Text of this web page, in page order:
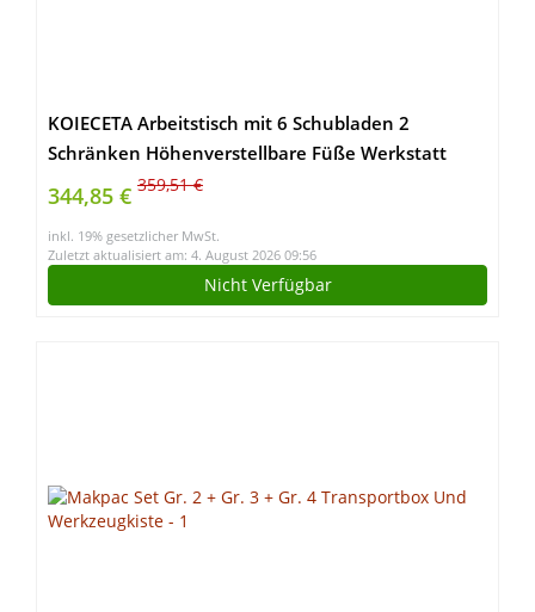
KOIECETA Arbeitstisch mit 6 Schubladen 2
Schränken Höhenverstellbare Füße Werkstatt
Werkbank Werktisch Packtisch Schwarz
160x60x85cm Stahl
344,85 € 359,51 €
inkl. 19% gesetzlicher MwSt.
Zuletzt aktualisiert am: 4. August 2026 09:56
Nicht Verfügbar